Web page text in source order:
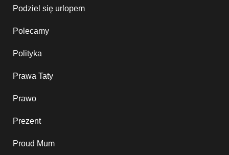
Podziel się urlopem
Polecamy
Polityka
Prawa Taty
Prawo
Prezent
Proud Mum